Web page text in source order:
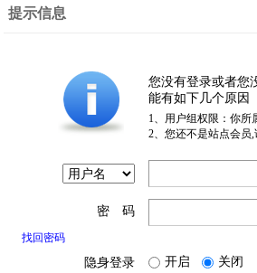
提示信息
您没有登录或者您
能有如下几个原因
1、用户组权限：你所
2、您还不是站点会员
密 码
找回密码
隐身登录 开启 关闭